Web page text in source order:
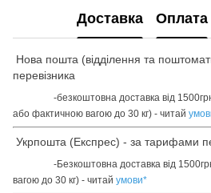
Доставка Оплата
Нова пошта (відділення та
перевізника
-безкоштовна доставка від
або фактичною вагою до 30 кг) - читай
Укрпошта (Експрес) - за тарифами
-Безкоштовна доставка від
вагою до 30 кг) - читай умови*